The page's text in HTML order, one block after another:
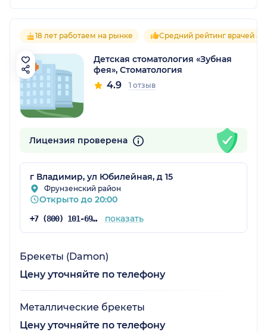
18 лет работаем на рынке Средний рейтинг врачей 4.9
Детская стоматология «Зубная
фея», Стоматология
4.9 1 отзыв
Лицензия проверена
г Владимир, ул Юбилейная, д 15
Фрунзенский район
Открыто до 20:00
+7 (800) 101-69-12 показать
Брекеты (Damon)
Цену уточняйте по телефону
Металлические брекеты
Цену уточняйте по телефону